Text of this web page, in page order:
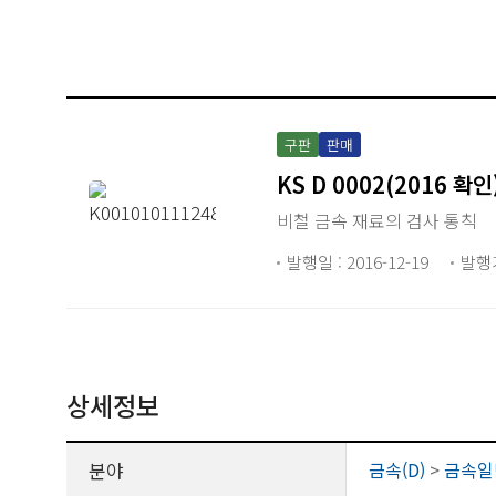
구판 판매
KS D 0002(2016 확
비철 금속 재료의 검사 통칙
발행일 : 2016-12-19 발
상세정보
분야 금속(D) >금속